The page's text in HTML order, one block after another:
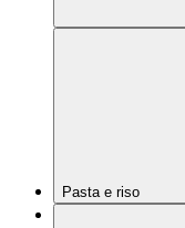
Pasta e riso